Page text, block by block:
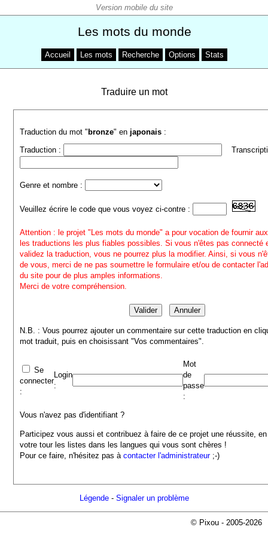
Les mots du monde
Accueil Les mots Recherche Options Stats
Traduire un mot
Traduction du mot " bronze" en japonais :
Traduction :
Genre et nombre :
Veuillez écrire le code que vous voyez ci-contre :
Attention : le projet "Les mots du monde" a pour vocation de fournir
les traductions les plus fiables possibles. Si vous n'êtes pas connecté
validez la traduction, vous ne pourrez plus la modifier. Ainsi, si vous
de vous, merci de ne pas soumettre le formulaire et/ou de contacter
du site pour de plus amples informations.
Merci de votre compréhension.
N.B. : Vous pourrez ajouter un commentaire sur cette traduction en
mot traduit, puis en choisissant "Vos commentaires".
Se
connecter
:
Login
:
Mot
de
passe
:
Vous n'avez pas d'identifiant ?
Participez vous aussi et contribuez à faire de ce projet une réussite,
votre tour les listes dans les langues qui vous sont chères !
Pour ce faire, n'hésitez pas àcontacter l'administrateur;-)
Légende- Signaler un problème
© Pixou - 2005-2026